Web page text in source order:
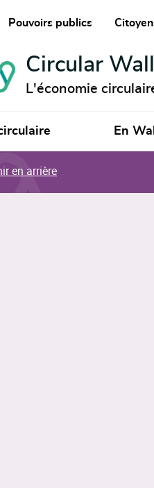
Pouvoirs publics
Circular
L'économie
En
en arrière